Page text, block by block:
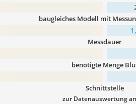
baugleiches Modell mit
Messdauer
benötigte Menge
Schnittstelle
zur Datenauswertung